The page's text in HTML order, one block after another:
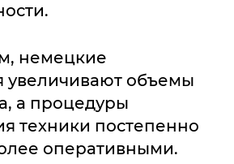
немецкие
увеличивают объемы
а процедуры
техники постепенно
оперативными.